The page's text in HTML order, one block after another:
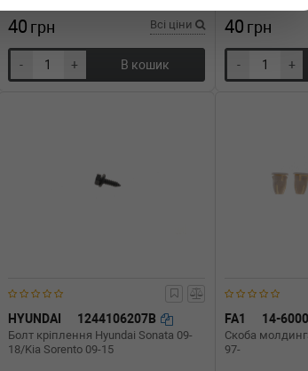
40 грн Всі ціни
- + В кошик
40 грн
- +
HYUNDAI 1244106207B
Болт кріплення Hyundai Sonata 09-
18/Kia Sorento 09-15
FA1 14-
Скоба
97-